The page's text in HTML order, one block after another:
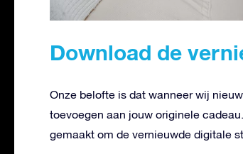
Download de
Onze belofte is dat wanneer wij
toevoegen aan jouw originele
gemaakt om de vernieuwde digitale